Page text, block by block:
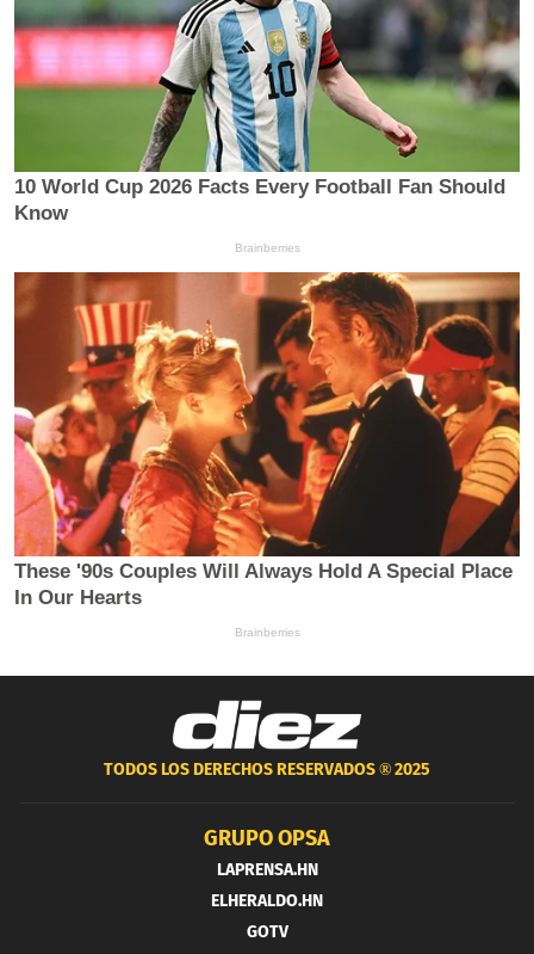
TODOS LOS DERECHOS RESERVADOS ®2025
GRUPO OPSA
LAPRENSA.HN
ELHERALDO.HN
GOTV